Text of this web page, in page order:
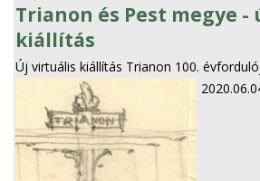
Trianon és Pest megye
kiállítás
Új virtuális kiállítás Trianon 100.